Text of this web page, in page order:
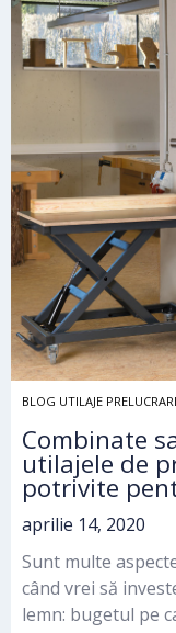
BLOG UTILAJE
Combinate
utilajele de
potrivite
aprilie 14, 2020
Sunt multe
când vrei să
lemn: bugetul pe